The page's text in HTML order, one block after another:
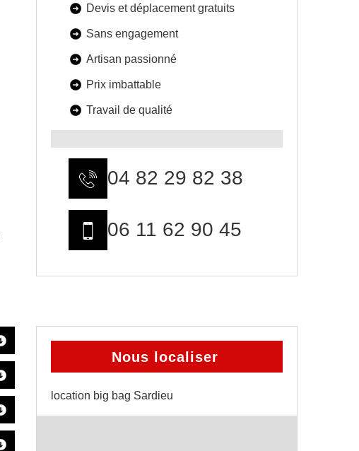
Devis et déplacement gratuits
Sans engagement
Artisan passionné
Prix imbattable
Travail de qualité
04 82 29 82 38
06 11 62 90 45
Nous localiser
location big bag Sardieu